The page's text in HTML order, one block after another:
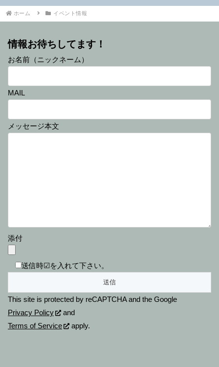
ホーム イベント情報
情報お待ちしてます！
お名前（ニックネーム）
MAIL
メッセージ本文
添付
送信時☑を入れて下さい。
This site is protected by reCAPTCHA and the Google
Privacy Policy
and
Terms of Service
apply.